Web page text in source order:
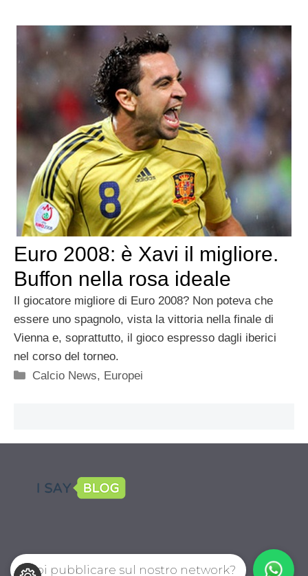
Euro 2008: è Xavi il migliore.
Buffon nella rosa ideale
Il giocatore migliore di Euro 2008? Non poteva che
essere uno spagnolo, vista la vittoria nella finale di
Vienna e, soprattutto, il gioco espresso dagli iberici
nel corso del torneo.
Categorie
Calcio News, Europei
Vuoi pubblicare sul nostro network?